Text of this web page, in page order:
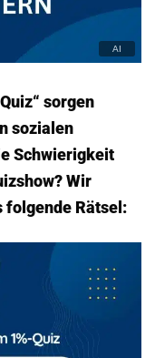
sorgen
sozialen
Schwierigkeit
Wir
folgende Rätsel: